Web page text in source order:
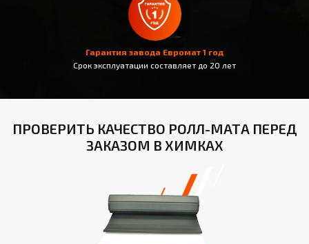
Гарантия завода Евромат 1 год
Срок эксплуатации составляет до 20 лет
ПРОВЕРИТЬ КАЧЕСТВО РОЛЛ-МАТА ПЕРЕД
ЗАКАЗОМ В ХИМКАХ